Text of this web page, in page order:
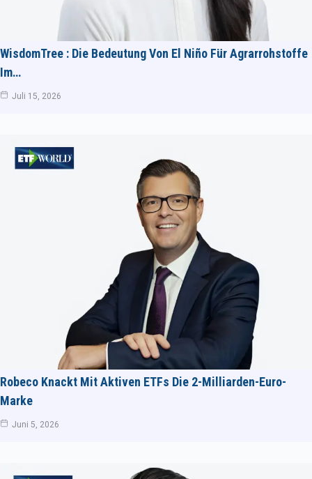
WisdomTree : Die Bedeutung Von El Niño Für Agrarrohstoffe
Im…
Juli 15, 2026
Robeco Knackt Mit Aktiven ETFs Die 2-Milliarden-Euro-
Marke
Juni 5, 2026